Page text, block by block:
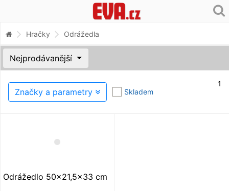
Hračky Odrážedla
Nejprodávanější
1
Značky a parametry Skladem
Odrážedlo 50x21,5x33 cm